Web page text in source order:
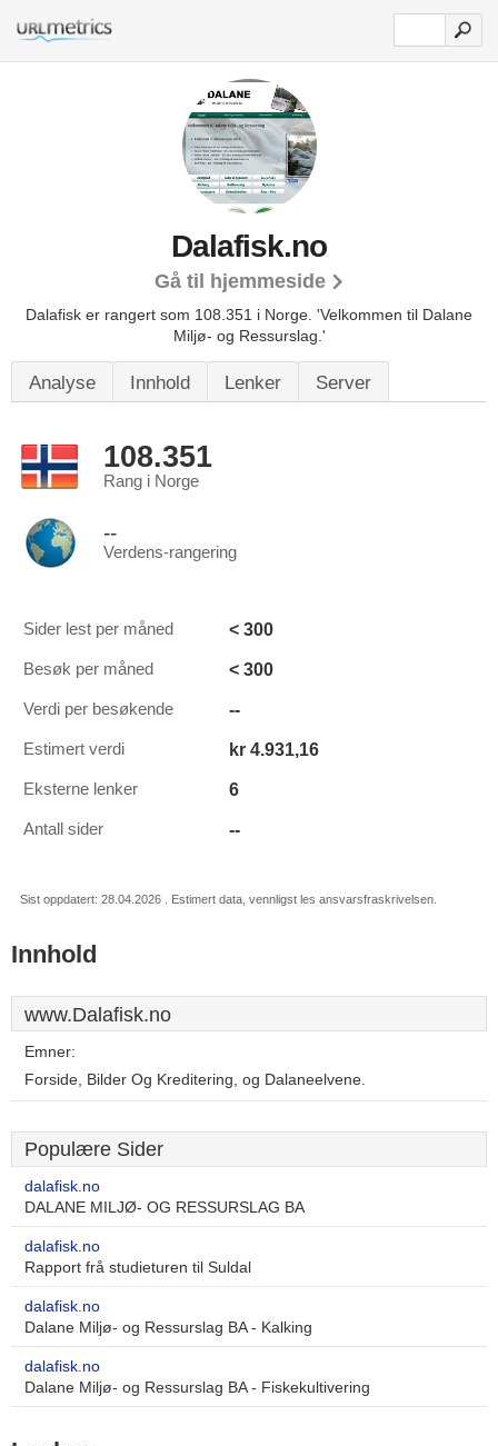
Dalafisk.no
Gå til hjemmeside
Dalafisk er rangert som 108.351 i Norge. 'Velkommen til Dalane
Miljø- og Ressurslag.'
Analyse Innhold Lenker Server
108.351
Rang i Norge
--
Verdens-rangering
Sider lest per måned < 300
Besøk per måned < 300
Verdi per besøkende --
Estimert verdi kr 4.931,16
Eksterne lenker 6
Antall sider --
Sist oppdatert: 28.04.2026 . Estimert data, vennligst les ansvarsfraskrivelsen.
Innhold
www.Dalafisk.no
Emner:
Forside, Bilder Og Kreditering, og Dalaneelvene.
Populære Sider
dalafisk.no
DALANE MILJØ- OG RESSURSLAG BA
dalafisk.no
Rapport frå studieturen til Suldal
dalafisk.no
Dalane Miljø- og Ressurslag BA - Kalking
dalafisk.no
Dalane Miljø- og Ressurslag BA - Fiskekultivering